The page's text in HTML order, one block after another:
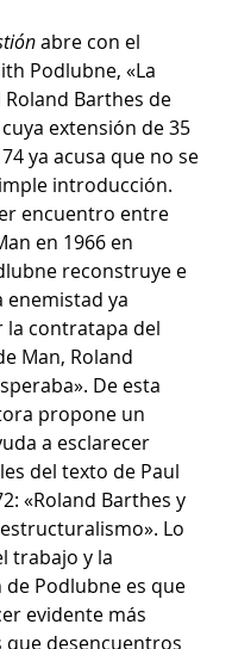
abre con el
Podlubne, «La
Roland Barthes de
extensión de 35
ya acusa que no se
introducción.
encuentro entre
en 1966 en
reconstruye e
ya
la contratapa del
Man, Roland
De esta
propone un
a esclarecer
del texto de Paul
«Roland Barthes y
Lo
trabajo y la
Podlubne es que
evidente más
que desencuentros